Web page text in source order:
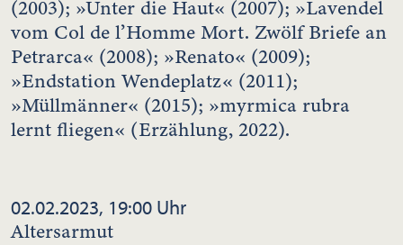
(2003); »Unter die Haut« (2007); »Lavendel
vom Col de l’Homme Mort. Zwölf Briefe an
Petrarca« (2008); »Renato« (2009);
»Endstation Wendeplatz« (2011);
»Müllmänner« (2015); »myrmica rubra
lernt fliegen« (Erzählung, 2022).
02.02.2023, 19:00 Uhr
Altersarmut